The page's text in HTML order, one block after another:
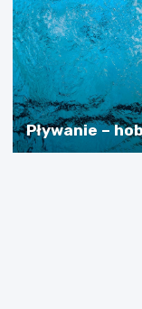
Pływanie –